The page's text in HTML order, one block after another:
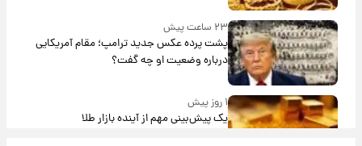
۲۳ ساعت پیش
پشت پرده عکس جدید ترامپ؛ مقام آمریکایی
درباره وضعیت او چه گفت؟
۱ روز پیش
یک پیش‌بینی مهم از آینده بازار طلا